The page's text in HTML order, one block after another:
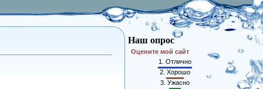
Наш опрос
Оцените мой сайт
1. Отлично
2. Хорошо
3. Ужасно